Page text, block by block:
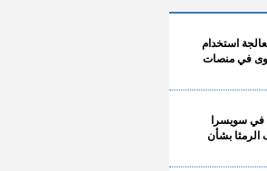
استخدام
في منصات
في سويسرا
بشأن